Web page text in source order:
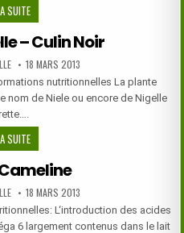
SUITEMIEUX
QUE
LE
CHOCOLAT,
LES
BIENFAITS
DU
CRU
– Culin Noir
PUBLISHED
DATE:
18 MARS 2013
nutritionnelles La plante
nom de Niele ou encore de Nigelle
SUITEHUILE
DE
NIGELLE
–
CULIN
NOIR
PUBLISHED
DATE:
18 MARS 2013
L‘introduction des acides
6 largement contenus dans le lait